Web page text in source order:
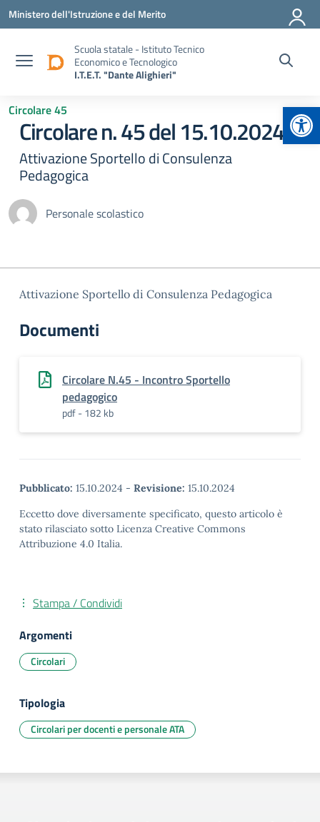
Vai ai contenuti
Vai al menu di navigazione
Vai al footer
Ministero dell'Istruzione e del Merito
Scuola statale - Istituto Tecnico
Economico e Tecnologico
I.T.E.T. "Dante Alighieri"
Circolare 45
Circolare n. 45 del 15.10.2024
Attivazione Sportello di Consulenza
Pedagogica
Personale scolastico
Attivazione Sportello di Consulenza Pedagogica
Documenti
Circolare N.45 - Incontro Sportello
pedagogico
pdf - 182 kb
Pubblicato: 15.10.2024 - Revisione: 15.10.2024
Eccetto dove diversamente specificato, questo articolo è
stato rilasciato sotto Licenza Creative Commons
Attribuzione 4.0 Italia.
Stampa / Condividi
Argomenti
Circolari
Tipologia
Circolari per docenti e personale ATA